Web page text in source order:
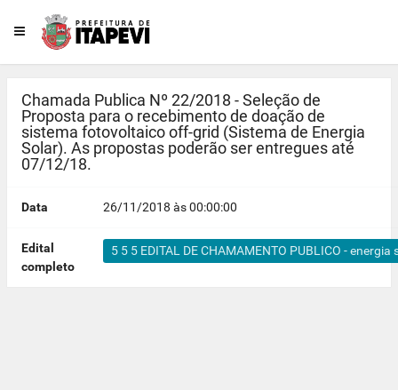
Chamada Publica Nº 22/2018 - Seleção de
Proposta para o recebimento de doação de
sistema fotovoltaico off-grid (Sistema de Energia
Solar). As propostas poderão ser entregues até
07/12/18.
Data 26/11/2018 às 00:00:00
Edital
completo
5 5 5 EDITAL DE CHAMAMENTO PUBLICO -